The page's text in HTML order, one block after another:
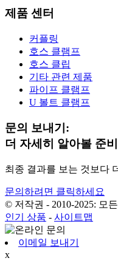
제품 센터
커플링
호스 클램프
호스 클립
기타 관련 제품
파이프 클램프
U 볼트 클램프
문의 보내기:
더 자세히 알아볼 준
최종 결과를 보는 것보다
문의하려면 클릭하세요
© 저작권 - 2010-2025: 모
인기 상품 - 사이트맵
이메일 보내기
x